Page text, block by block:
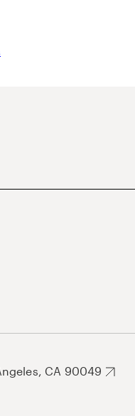
CA 90049